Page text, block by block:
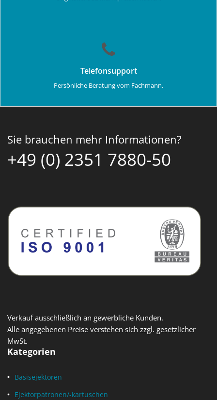
Telefonsupport
Persönliche Beratung vom Fachmann.
Sie brauchen mehr Informationen?
+49 (0) 2351 7880-50
Verkauf ausschließlich an gewerbliche Kunden.
Alle angegebenen Preise verstehen sich zzgl. gesetzlicher
MwSt.
Kategorien
Basisejektoren
Ejektorpatronen/-kartuschen